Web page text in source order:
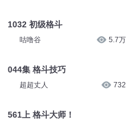
1032 初级格斗
咕噜谷 5.7万
044集 格斗技巧
超超丈人 732
561上 格斗大师！